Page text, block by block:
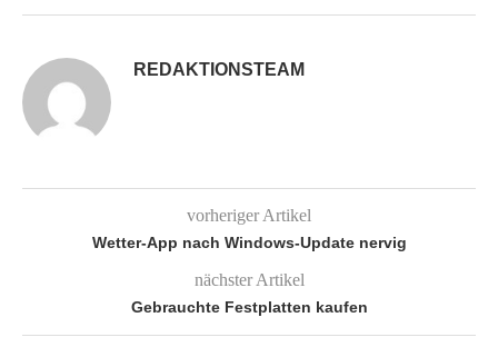
REDAKTIONSTEAM
vorheriger Artikel
Wetter-App nach Windows-Update nervig
nächster Artikel
Gebrauchte Festplatten kaufen